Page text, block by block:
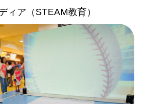
ィア（STEAM教育）